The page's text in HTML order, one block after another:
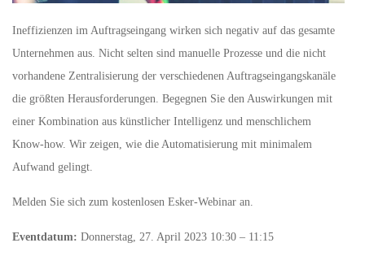
Ineffizienzen im Auftragseingang wirken sich negativ auf das gesamte
Unternehmen aus. Nicht selten sind manuelle Prozesse und die nicht
vorhandene Zentralisierung der verschiedenen Auftragseingangskanäle
die größten Herausforderungen. Begegnen Sie den Auswirkungen mit
einer Kombination aus künstlicher Intelligenz und menschlichem
Know-how. Wir zeigen, wie die Automatisierung mit minimalem
Aufwand gelingt.
Melden Sie sich zum kostenlosen Esker-Webinar an.
Eventdatum: Donnerstag, 27. April 2023 10:30 – 11:15